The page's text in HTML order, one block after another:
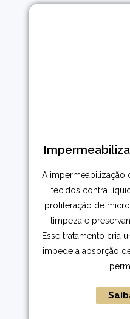
A impermeabilização
tecidos contra
proliferação de
limpeza e
Esse tratamento cria
impede a absorção